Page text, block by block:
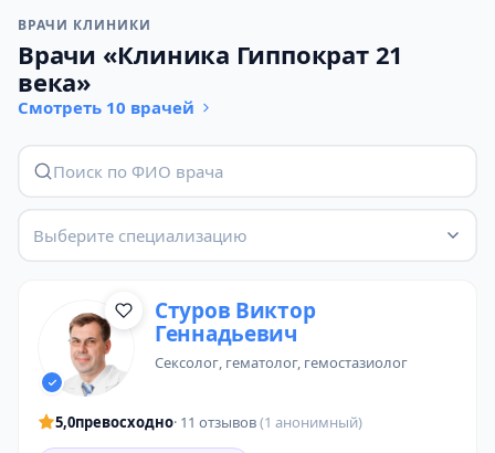
ВРАЧИ КЛИНИКИ
Врачи «Клиника Гиппократ 21
века»
Смотреть 10 врачей
Выберите специализацию
Стуров Виктор
Геннадьевич
сексолог, гематолог, гемостазиолог
5,0превосходно· 11 отзывов(1 анонимный)